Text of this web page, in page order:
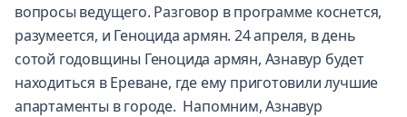
вопросы ведущего. Разговор в программе коснется,
разумеется, и Геноцида армян. 24 апреля, в день
сотой годовщины Геноцида армян, Азнавур будет
находиться в Ереване, где ему приготовили лучшие
апартаменты в городе. Напомним, Азнавур